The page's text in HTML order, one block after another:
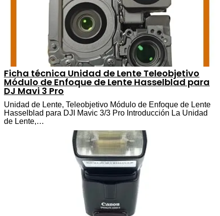
Ficha técnica Unidad de Lente Teleobjetivo
Módulo de Enfoque de Lente Hasselblad para
DJ Mavi 3 Pro
Unidad de Lente, Teleobjetivo Módulo de Enfoque de Lente
Hasselblad para DJI Mavic 3/3 Pro Introducción La Unidad
de Lente,…